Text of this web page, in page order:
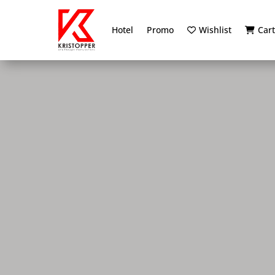
Hotel Promo Wishlist Cart